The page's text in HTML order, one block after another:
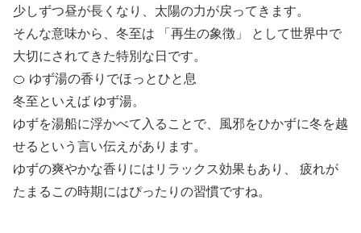
少しずつ昼が長くなり、太陽の力が戻ってきます。
そんな意味から、冬至は 「再生の象徴」 として世界中で
大切にされてきた特別な日です。
🍊 ゆず湯の香りでほっとひと息
冬至といえば ゆず湯。
ゆずを湯船に浮かべて入ることで、風邪をひかずに冬を越
せるという言い伝えがあります。
ゆずの爽やかな香りにはリラックス効果もあり、 疲れが
たまるこの時期にはぴったりの習慣ですね。